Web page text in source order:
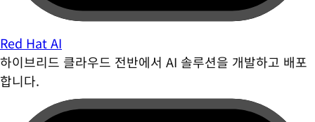
Red Hat AI
하이브리드 클라우드 전반에서 AI 솔루션을 개발하고 배포
합니다.